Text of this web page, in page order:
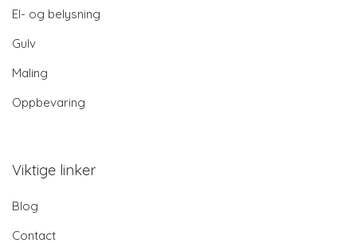
El- og belysning
Gulv
Maling
Oppbevaring
Viktige linker
Blog
Contact